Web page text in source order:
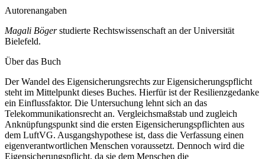
Autorenangaben
Magali Bögerstudierte Rechtswissenschaft an der Universität
Bielefeld.
Über das Buch
Der Wandel des Eigensicherungsrechts zur Eigensicherungspflicht
steht im Mittelpunkt dieses Buches. Hierfür ist der Resilienzgedanke
ein Einflussfaktor. Die Untersuchung lehnt sich an das
Telekommunikationsrecht an. Vergleichsmaßstab und zugleich
Anknüpfungspunkt sind die ersten Eigensicherungspflichten aus
dem LuftVG. Ausgangshypothese ist, dass die Verfassung einen
eigenverantwortlichen Menschen voraussetzt. Dennoch wird die
Eigensicherungspflicht, da sie dem Menschen die